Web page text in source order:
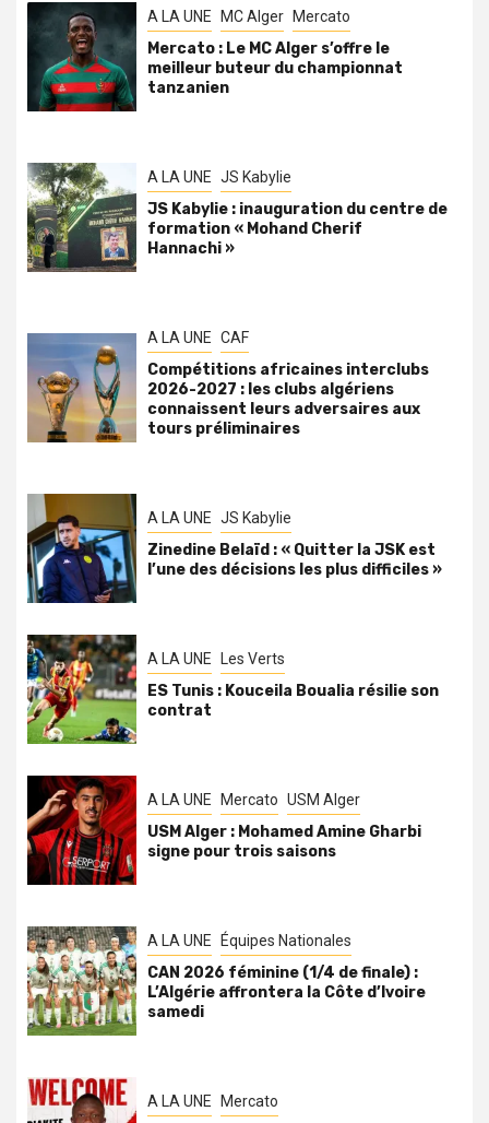
A LA UNE MC Alger Mercato
Mercato : Le MC Alger s’offre le
meilleur buteur du championnat
tanzanien
A LA UNE JS Kabylie
JS Kabylie : inauguration du centre de
formation « Mohand Cherif
Hannachi »
A LA UNE CAF
Compétitions africaines interclubs
2026-2027 : les clubs algériens
connaissent leurs adversaires aux
tours préliminaires
A LA UNE JS Kabylie
Zinedine Belaïd : « Quitter la JSK est
l’une des décisions les plus difficiles »
A LA UNE Les Verts
ES Tunis : Kouceila Boualia résilie son
contrat
A LA UNE Mercato USM Alger
USM Alger : Mohamed Amine Gharbi
signe pour trois saisons
A LA UNE Équipes Nationales
CAN 2026 féminine (1/4 de finale) :
L’Algérie affrontera la Côte d’Ivoire
samedi
A LA UNE Mercato